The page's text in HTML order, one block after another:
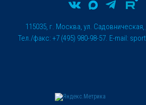
115035, г. Москва, ул.
Тел./факс: +7 (495) 980-98-57. E-mail: